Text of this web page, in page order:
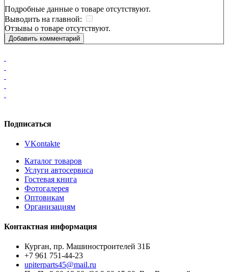
Подробные данные о товаре отсутствуют.
Выводить на главной:
Отзывы о товаре отсутствуют.
Добавить комментарий
Подписаться
VKontakte
Каталог товаров
Услуги автосервиса
Гостевая книга
Фотогалерея
Оптовикам
Организациям
Контактная информация
Курган, пр. Машиностроителей 31Б
+7 961 751-44-23
upiterparts45@mail.ru